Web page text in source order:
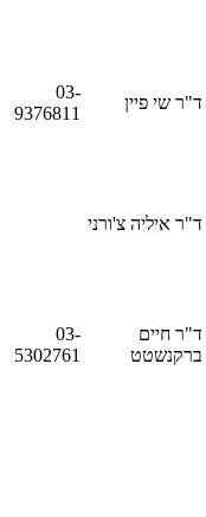
ד"ר שי פיין
03-
9376811
ד"ר איליה צ'ורני
ד"ר חיים
ברקנשטט
03-
5302761